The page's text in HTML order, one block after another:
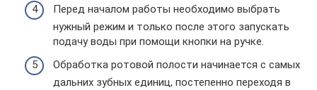
Перед началом работы необходимо выбрать
нужный режим и только после этого запускать
подачу воды при помощи кнопки на ручке.
Обработка ротовой полости начинается с самых
дальних зубных единиц, постепенно переходя в